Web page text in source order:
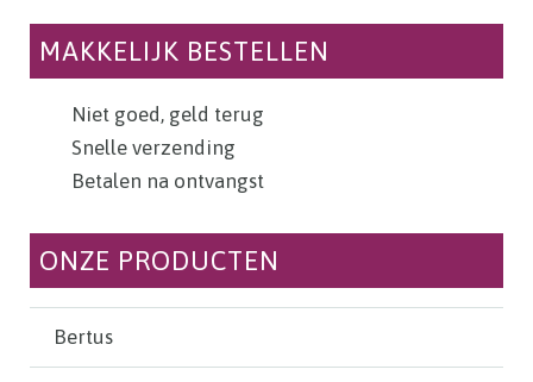
MAKKELIJK BESTELLEN
Niet goed, geld terug
Snelle verzending
Betalen na ontvangst
ONZE PRODUCTEN
Bertus